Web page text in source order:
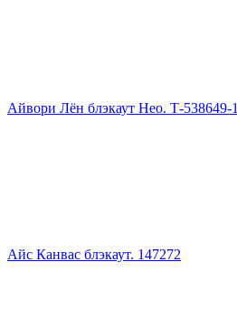
Айвори Лён блэкаут Нео. Т-538649-1
Айс Канвас блэкаут. 147272